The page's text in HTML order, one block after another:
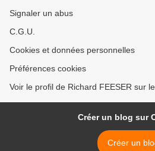
Signaler un abus
C.G.U.
Cookies et données personnelles
Préférences cookies
Voir le profil de Richard FEESER sur
Créer un blog sur
Créer un